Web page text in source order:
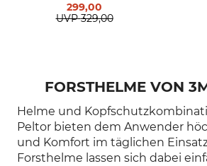
299,00
UVP 329,00
FORSTHELME VON
Helme und
Peltor bieten dem Anwender
und Komfort im täglichen
Forsthelme lassen sich dabei